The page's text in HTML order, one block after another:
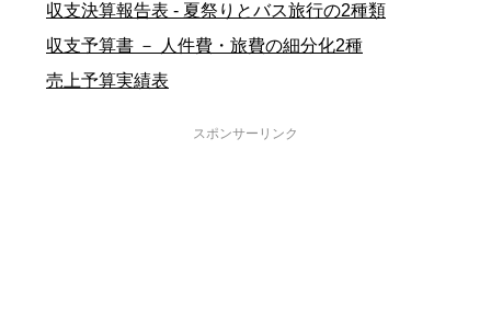
収支決算報告表 - 夏祭りとバス旅行の2種類
収支予算書 － 人件費・旅費の細分化2種
売上予算実績表
スポンサーリンク